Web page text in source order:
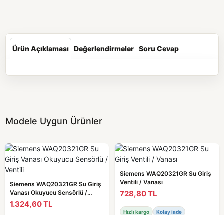
Ürün Açıklaması Değerlendirmeler Soru Cevap
Modele Uygun Ürünler
Siemens WAQ20321GR Su Giriş
Vanası Okuyucu Sensörlü /
Ventili
1.324,60 TL
Siemens WAQ20321GR Su Giriş
Ventili / Vanası
728,80 TL
Hızlı kargo Kolay iade